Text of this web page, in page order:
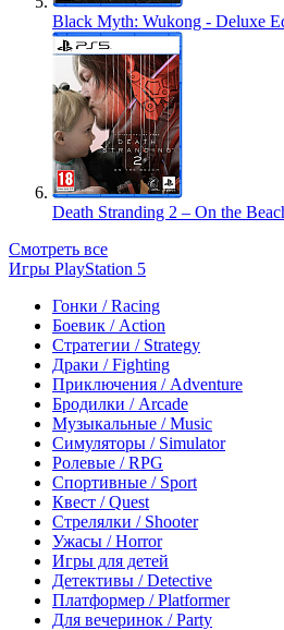
Black Myth: Wukong - Deluxe
Death Stranding 2 – On the
Смотреть все
Игры PlayStation 5
Гонки / Racing
Боевик / Action
Стратегии / Strategy
Драки / Fighting
Приключения / Adventure
Бродилки / Arcade
Музыкальные / Music
Симуляторы / Simulator
Ролевые / RPG
Спортивные / Sport
Квест / Quest
Стрелялки / Shooter
Ужасы / Horror
Игры для детей
Детективы / Detective
Платформер / Platformer
Для вечеринок / Party